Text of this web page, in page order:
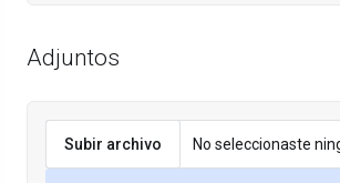
Adjuntos
Subir archivo No seleccionaste